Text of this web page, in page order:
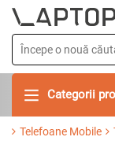
Categorii
Telefoane Mobile